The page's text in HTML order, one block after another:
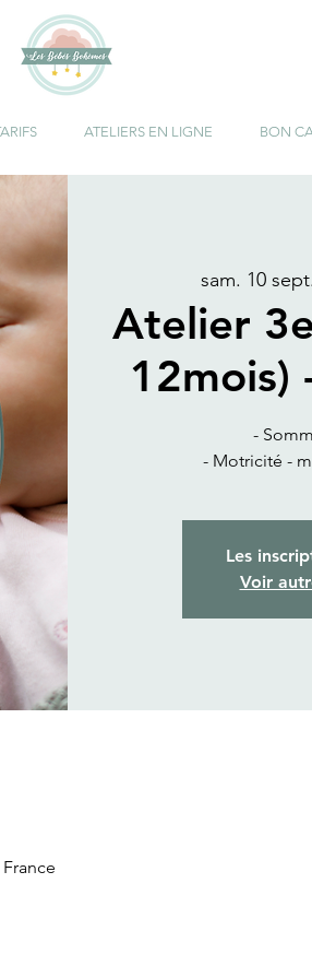
ATELIERS EN LIGNE BON
sam. 10 sept.
Atelier
12mois)
-
Les
Voir